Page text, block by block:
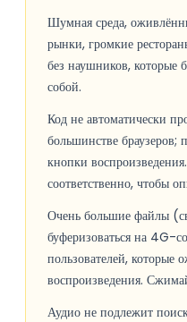
Шумная среда,
рынки, громкие
без наушников, которые
собой.
Код не автоматически
большинстве браузеров;
кнопки
соответственно, чтобы
Очень большие файлы
буферизоваться на 4G-
пользователей, которые
воспроизведения.
Аудио не подлежит